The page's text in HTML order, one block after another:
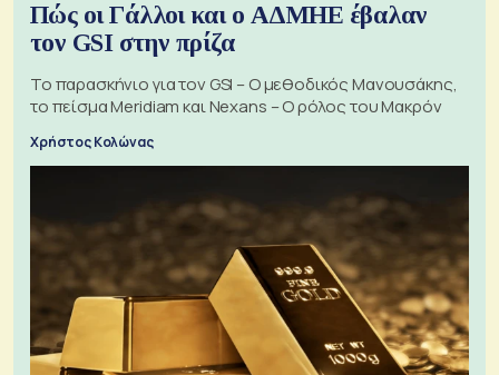
Πώς οι Γάλλοι και ο ΑΔΜΗΕ έβαλαν
τον GSI στην πρίζα
Το παρασκήνιο για τον GSI – Ο μεθοδικός Μανουσάκης,
το πείσμα Meridiam και Nexans – Ο ρόλος του Μακρόν
Χρήστος Κολώνας